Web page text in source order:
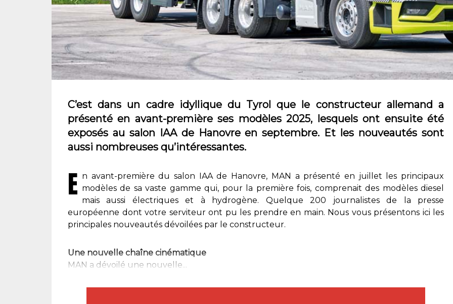
C’est dans un cadre idyllique du Tyrol que le constructeur allemand a
présenté en avant-première ses modèles 2025, lesquels ont ensuite été
exposés au salon IAA de Hanovre en septembre. Et les nouveautés sont
aussi nombreuses qu’intéressantes.
E n avant-première du salon IAA de Hanovre, MAN a présenté en juillet les principaux
modèles de sa vaste gamme qui, pour la première fois, comprenait des modèles diesel
mais aussi électriques et à hydrogène. Quelque 200 journalistes de la presse
européenne dont votre serviteur ont pu les prendre en main. Nous vous présentons ici les
principales nouveautés dévoilées par le constructeur.
Une nouvelle chaîne cinématique
MAN a dévoilé une nouvelle...